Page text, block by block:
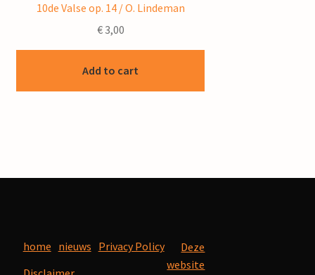
10de Valse op. 14 / O. Lindeman
€3,00
Add to cart
home nieuws Privacy Policy
Deze
website